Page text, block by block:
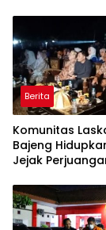
Pertama di
Melayani
untuk Pasien
umum.
Berita
Komunitas
Bajeng
Jejak
Wabup Takalar:
Bahwa Sejarah
Warisan yang